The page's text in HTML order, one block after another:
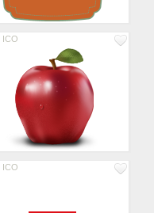
ICO
ICO